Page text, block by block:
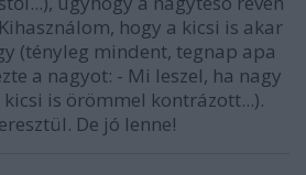
hogy a kicsi is akar
(tényleg mindent, tegnap apa
a nagyot: - Mi leszel, ha nagy
kicsi is örömmel kontrázott...).
De jó lenne!